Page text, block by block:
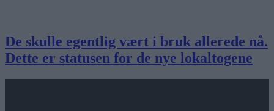
De skulle egentlig vært i bruk allerede nå.
Dette er statusen for de nye lokaltogene